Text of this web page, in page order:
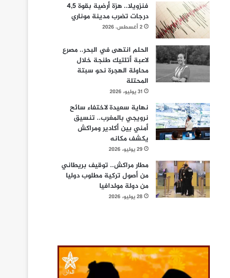
فنزويلا.. هزة أرضية بقوة 4,5
درجات تضرب مدينة موناري
2 أغسطس، 2026
الحلم انتهى في البحر.. مصرع
لاعبة أتلتيك طنجة خلال
محاولة الهجرة نحو سبتة
المحتلة
31 يوليو، 2026
نهاية سعيدة لاختفاء سائح
نرويجي بالمغرب.. تنسيق
أمني بين أكادير ومراكش
يكشف مكانه
29 يوليو، 2026
مطار مراكش.. توقيف بريطاني
من أصول تركية مطلوب دوليا
من دولة مولدافيا
28 يوليو، 2026